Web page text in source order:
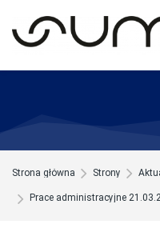
Strona główna Strony
Prace administracyjne